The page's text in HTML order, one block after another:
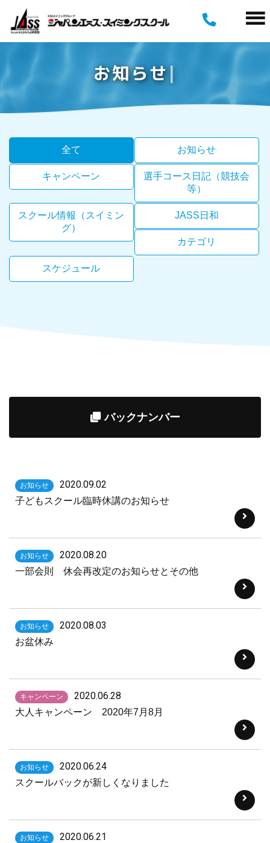
お知らせ
全て お知らせ
キャンペーン
選手コース日記（競技会
等）
スクール情報（スイミン
グ）
JASS日和
カテゴリ
スケジュール
バックナンバー
お知らせ 2020.09.02
子どもスクール臨時休講のお知らせ
お知らせ 2020.08.20
一部会則 休会再改定のお知らせとその他
お知らせ 2020.08.03
お盆休み
キャンペーン 2020.06.28
大人キャンペーン 2020年7月8月
お知らせ 2020.06.24
スクールバックが新しくなりました
お知らせ 2020.06.21